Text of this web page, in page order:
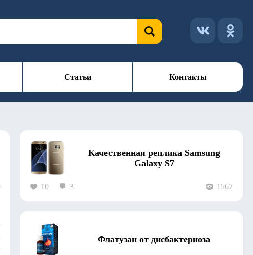
Статьи Контакты
Качественная реплика Samsung
Galaxy S7
10 3 1567
Флатузан от дисбактериоза